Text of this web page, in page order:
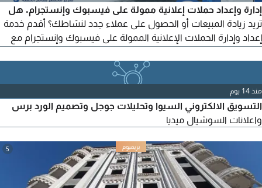
إدارة وإعداد حملات إعلانية ممولة على فيسبوك وإنستجرام. هل
تريد زيادة المبيعات أو الحصول على عملاء جدد لنشاطك؟ أقدم خدمة
إعداد وإدارة الحملات الإعلانية الممولة على فيسبوك وإنستجرام مع
إعداد الحملة الإعلانية بالكامل، تحديد الجمهور المستهدف، اختيار
الهدف الإعلاني المناسب، كتابة نص إعلاني جذاب، متابعة الأداء
وتحسين النتائج. مناسبة للمشروعات التجارية.
منذ 14 يوم
التسويق الالكتروني السيوا وتحليلات جوجل وتصميم الورد برس
واعلانات السوشيال ميديا
5